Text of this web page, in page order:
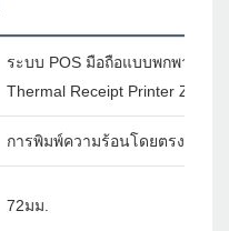
ระบบ POS มือถือแบบพกพา
Thermal Receipt Printer ZM01
การพิมพ์ความร้อนโดยตรง
72มม.